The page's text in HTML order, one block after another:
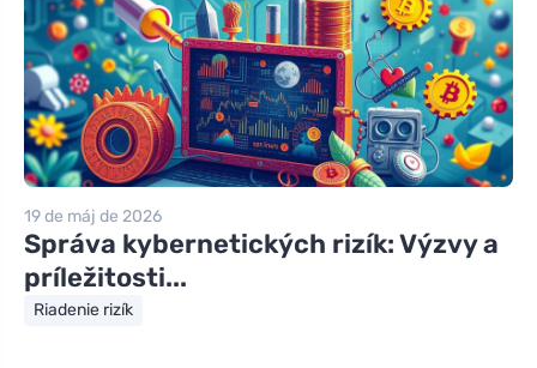
19 de máj de 2026
Správa kybernetických rizík: Výzvy a
príležitosti...
Riadenie rizík